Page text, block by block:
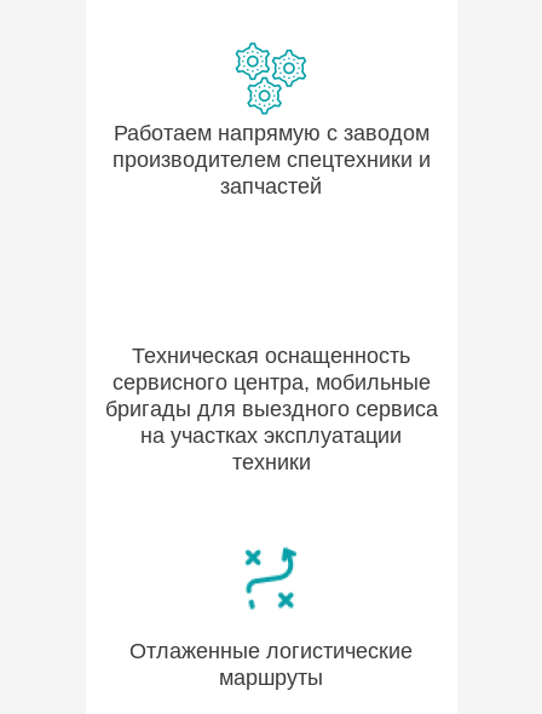
Работаем напрямую с заводом
производителем спецтехники и
запчастей
Техническая оснащенность
сервисного центра, мобильные
бригады для выездного сервиса
на участках эксплуатации
техники
Отлаженные логистические
маршруты